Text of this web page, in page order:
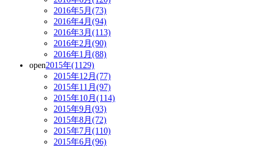
2016年5月(73)
2016年4月(94)
2016年3月(113)
2016年2月(90)
2016年1月(88)
open2015年(1129)
2015年12月(77)
2015年11月(97)
2015年10月(114)
2015年9月(93)
2015年8月(72)
2015年7月(110)
2015年6月(96)